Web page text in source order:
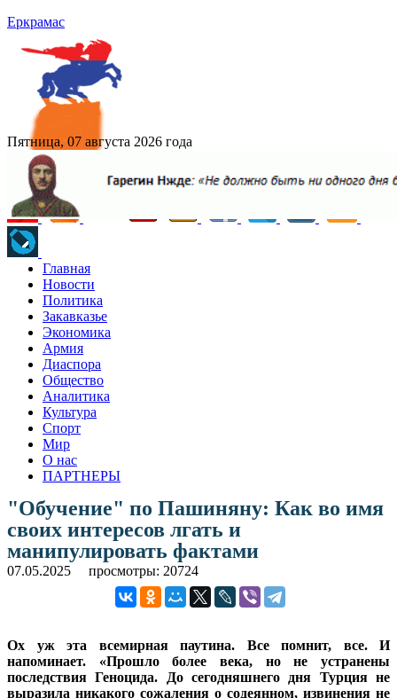
Еркрамас
Пятница, 07 августа 2026 года
Главная
Новости
Политика
Закавказье
Экономика
Армия
Диаспора
Общество
Аналитика
Культура
Спорт
Мир
О нас
ПАРТНЕРЫ
"Обучение" по Пашиняну: Как во имя
своих интересов лгать и
манипулировать фактами
07.05.2025 просмотры: 20724
Ох уж эта всемирная паутина. Все помнит, все. И
напоминает. «Прошло более века, но не устранены
последствия Геноцида. До сегодняшнего дня Турция не
выразила никакого сожаления о содеянном, извинения не